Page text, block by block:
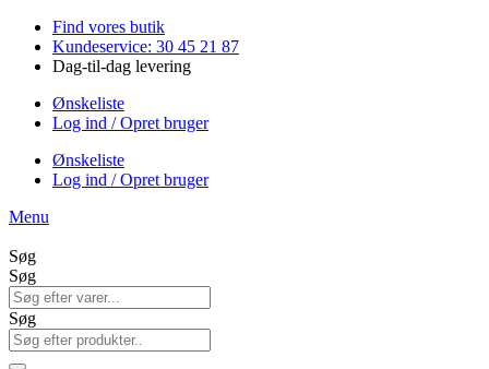
Videre
indhold
Find vores butik
Kundeservice: 30 45 21 87
Dag-til-dag levering
Ønskeliste
Log ind / Opret bruger
Ønskeliste
Log ind / Opret bruger
Menu
Søg
Søg
Søg